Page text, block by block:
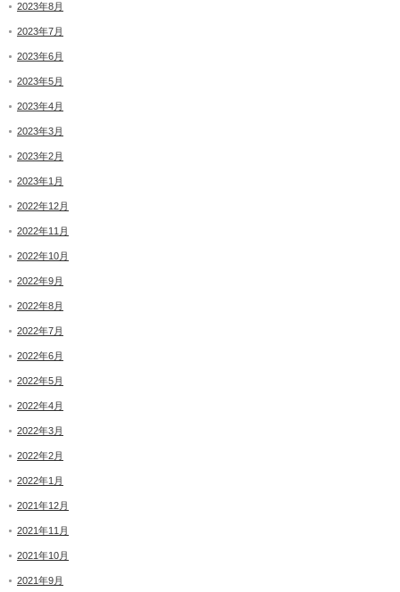
2023年8月
2023年7月
2023年6月
2023年5月
2023年4月
2023年3月
2023年2月
2023年1月
2022年12月
2022年11月
2022年10月
2022年9月
2022年8月
2022年7月
2022年6月
2022年5月
2022年4月
2022年3月
2022年2月
2022年1月
2021年12月
2021年11月
2021年10月
2021年9月